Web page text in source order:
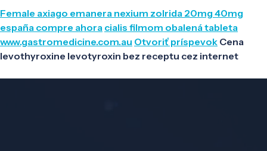
Female axiago emanera nexium zolrida 20mg 40mg
españa compre ahora cialis filmom obalená tableta
www.gastromedicine.com.au Otvoriť príspevok Cena
levothyroxine levotyroxin bez receptu cez internet